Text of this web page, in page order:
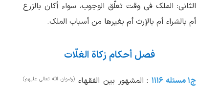
الثانی: الملک فی وقت تعلّق الوجوب، سواء أکان بالزرع
أم بالشراء أم بالإرث أم بغیرها من أسباب الملک.
فصل أحکام زکاة الغلّات
ج۱ مسئله ۱۱۱۶ : المشهور بین الفقهاء(رضوان الله تعالی علیهم)